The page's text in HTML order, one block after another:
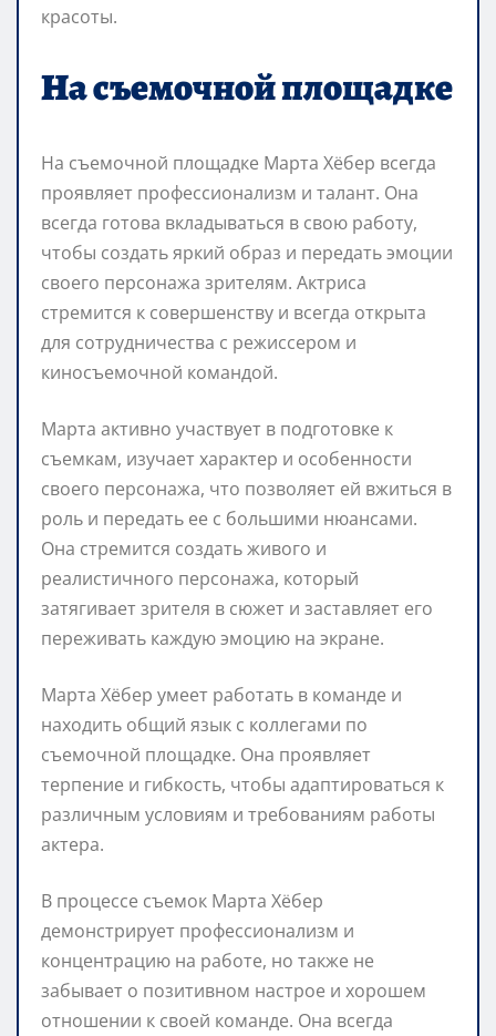
красоты.
На съемочной площадке
На съемочной площадке Марта Хёбер всегда
проявляет профессионализм и талант. Она
всегда готова вкладываться в свою работу,
чтобы создать яркий образ и передать эмоции
своего персонажа зрителям. Актриса
стремится к совершенству и всегда открыта
для сотрудничества с режиссером и
киносъемочной командой.
Марта активно участвует в подготовке к
съемкам, изучает характер и особенности
своего персонажа, что позволяет ей вжиться в
роль и передать ее с большими нюансами.
Она стремится создать живого и
реалистичного персонажа, который
затягивает зрителя в сюжет и заставляет его
переживать каждую эмоцию на экране.
Марта Хёбер умеет работать в команде и
находить общий язык с коллегами по
съемочной площадке. Она проявляет
терпение и гибкость, чтобы адаптироваться к
различным условиям и требованиям работы
актера.
В процессе съемок Марта Хёбер
демонстрирует профессионализм и
концентрацию на работе, но также не
забывает о позитивном настрое и хорошем
отношении к своей команде. Она всегда